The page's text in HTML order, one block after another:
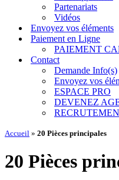
Partenariats
Vidéos
Envoyez vos éléments
Paiement en Ligne
PAIEMENT
Contact
Demande Info(s)
Envoyez vos
ESPACE PRO
DEVENEZ
Accueil » 20 Pièces principales
20 Pièces